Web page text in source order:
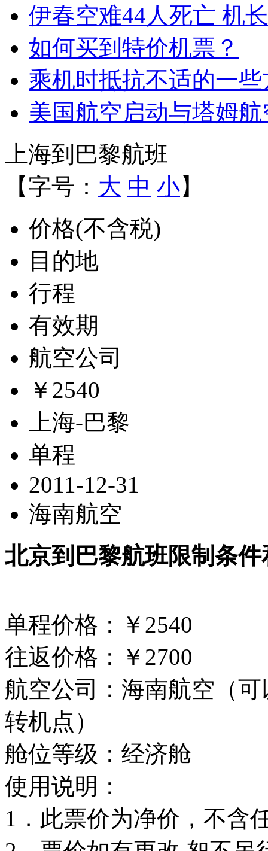
伊春空难44人死亡 机
如何买到特价机票？
乘机时抵抗不适的一些
美国航空启动与塔姆
上海到巴黎航班
【字号： 大 中 小】
价格(不含税)
目的地
行程
有效期
航空公司
￥2540
上海-巴黎
单程
2011-12-31
海南航空
北京到巴黎航班限制条
单程价格：￥2540
往返价格：￥2700
航空公司：海南航空（
转机点）
舱位等级：经济舱
使用说明：
1．此票价为净价，不含